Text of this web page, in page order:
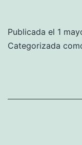
Publicada el 1
Categorizada